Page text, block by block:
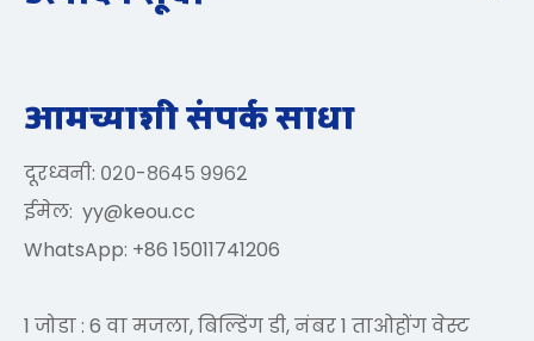
आमच्याशी संपर्क साधा
दूरध्वनी: ०२०-८६४५ ९९६२
ईमेल: yy@keou.cc
WhatsApp: +86 15011741206
1 जोडा : 6 वा मजला, बिल्डिंग डी, नंबर 1 ताओहोंग वेस्ट